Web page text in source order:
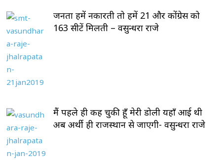
जनता हमें नकारती तो हमें 21 और कोंग्रेस को
163 सीटें मिलती – वसुन्धरा राजे
मैं पहले ही कह चुकी हूँ मेरी डोली यहाँ आई थी
अब अर्थी ही राजस्थान से जाएगी- वसुन्धरा राजे